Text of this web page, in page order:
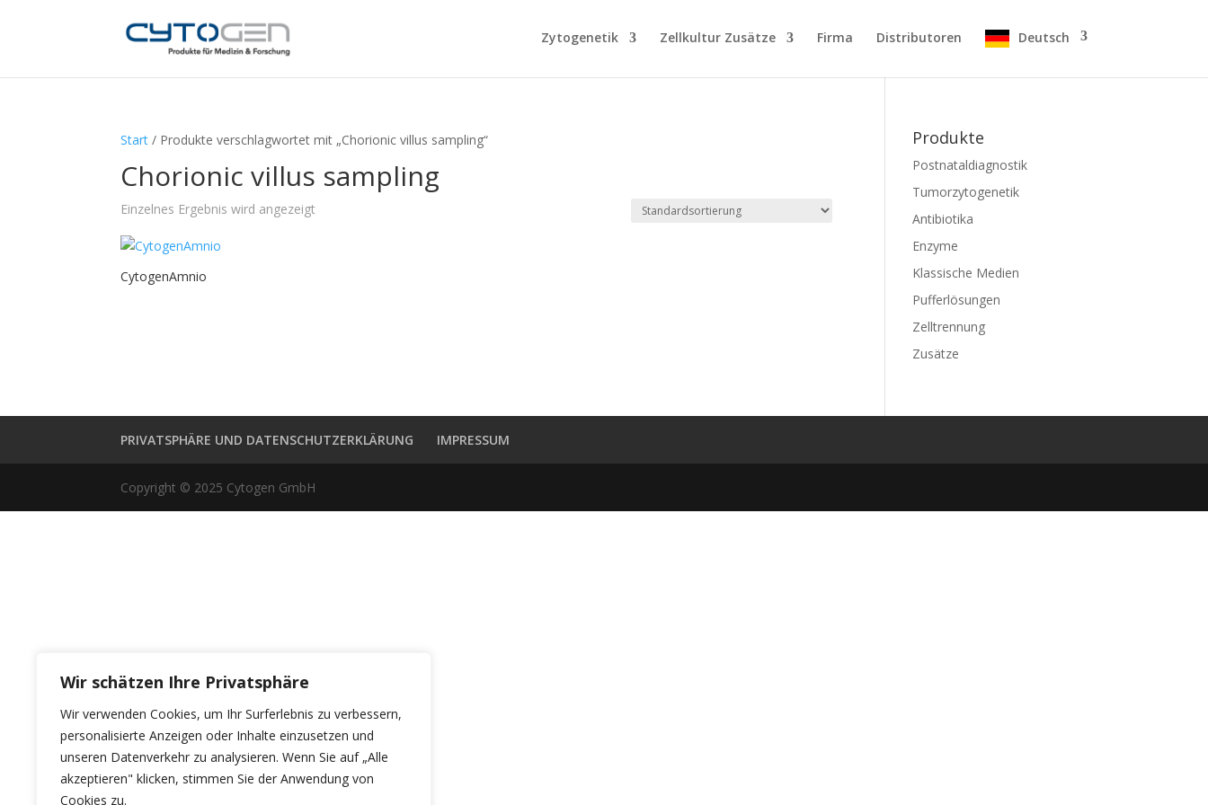
Wir schätzen Ihre Privatsphäre
Wir verwenden Cookies, um Ihr Surferlebnis zu verbessern,
personalisierte Anzeigen oder Inhalte einzusetzen und
unseren Datenverkehr zu analysieren. Wenn Sie auf „Alle
akzeptieren" klicken, stimmen Sie der Anwendung von
Cookies zu.
Zytogenetik Zellkultur Zusätze Firma Distributoren Deutsch
Start / Produkte verschlagwortet mit „Chorionic villus sampling“
Chorionic villus sampling
Einzelnes Ergebnis wird angezeigt
CytogenAmnio
Produkte
Postnataldiagnostik
Tumorzytogenetik
Antibiotika
Enzyme
Klassische Medien
Pufferlösungen
Zelltrennung
Zusätze
PRIVATSPHÄRE UND DATENSCHUTZERKLÄRUNG IMPRESSUM
Copyright © 2025 Cytogen GmbH